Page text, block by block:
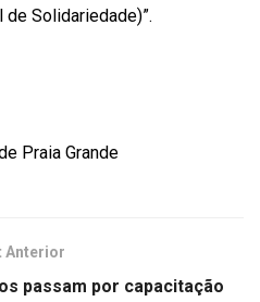
Solidariedade)”.
Praia Grande
Anterior
passam por capacitação